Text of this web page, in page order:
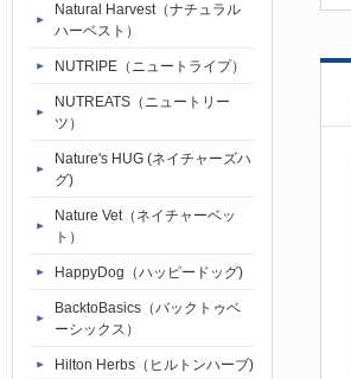
Natural Harvest（ナチュラル
ハーベスト）
NUTRIPE（ニュートライプ）
NUTREATS（ニュートリー
ツ）
Nature's HUG (ネイチャーズハ
グ)
Nature Vet（ネイチャーベッ
ト）
HappyDog（ハッピードッグ)
BacktoBasics（バックトゥベ
ーシックス）
Hilton Herbs（ヒルトンハーブ)